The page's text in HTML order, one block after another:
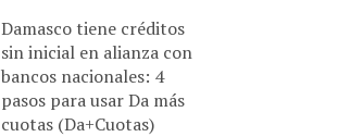
Damasco tiene créditos
sin inicial en alianza con
bancos nacionales: 4
pasos para usar Da más
cuotas (Da+Cuotas)